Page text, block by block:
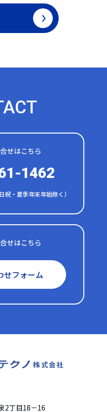
せはこちら
1462
・夏季年末年始除く）
せはこちら
せフォーム
2丁目18－16